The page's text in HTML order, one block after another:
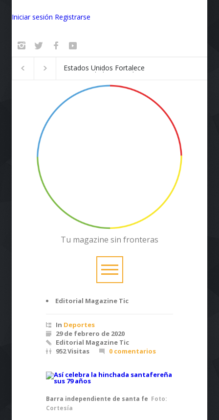
Iniciar sesión Registrarse
Badalona se convierte en el
epicentro de la innovación
Tu magazine sin fronteras
Editorial Magazine Tic
In Deportes
29 de febrero de 2020
Editorial Magazine Tic
952 Visitas
0 comentarios
Barra independiente de santa fe Foto:
Cortesía